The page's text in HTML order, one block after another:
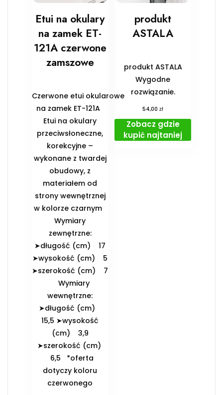
Etui na okulary
na zamek ET-
121A czerwone
zamszowe
Czerwone etui okularowe
na zamek ET-121A
Etui na okulary
przeciwsłoneczne,
korekcyjne –
wykonane z twardej
obudowy, z
materiałem od
strony wewnętrznej
w kolorze czarnym
️Wymiary
zewnętrzne:
➤długość (cm) 17
➤wysokość (cm) 5
➤szerokość (cm) 7
️Wymiary
wewnętrzne:
➤długość (cm)
15,5 ➤wysokość
(cm) 3,9
➤szerokość (cm)
6,5 *oferta
dotyczy koloru
czerwonego
produkt
ASTALA
produkt ASTALA
Wygodne
rozwiązanie.
54,00zł
Zobacz gdzie
kupić najtaniej